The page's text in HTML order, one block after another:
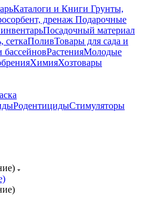
Каталоги и Книги Грунты,
дренаж Подарочные
Посадочный материал
сеткаПоливТовары для сада и
бассейновРастенияМолодые
ХимияХозтовары
РодентицидыСтимуляторы